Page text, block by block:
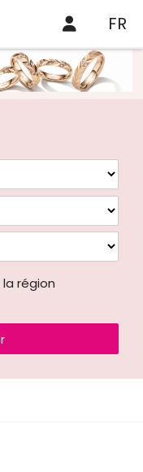
FR
région